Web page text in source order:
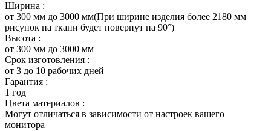
Ширина :
от 300 мм до 3000 мм(При ширине изделия более 2180 мм
рисунок на ткани будет повернут на 90°)
Высота :
от 300 мм до 3000 мм
Срок изготовления :
от 3 до 10 рабочих дней
Гарантия :
1 год
Цвета материалов :
Могут отличаться в зависимости от настроек вашего
монитора